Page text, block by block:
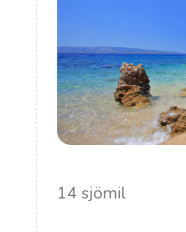
14 sjömil